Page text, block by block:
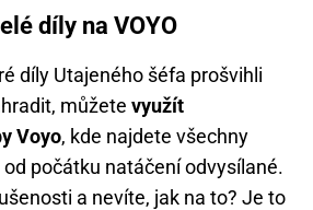
díly na VOYO
díly Utajeného šéfa prošvihli
můžete využít
Voyo, kde najdete všechny
počátku natáčení odvysílané.
a nevíte, jak na to? Je to